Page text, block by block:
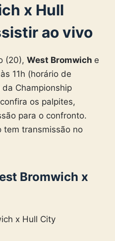
x Hull
ao vivo
(20), West Bromwich e
11h (horário de
Championship
os palpites,
para o confronto.
tem transmissão no
Bromwich x
x Hull City